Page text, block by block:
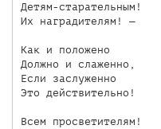
Детям-старательным!
Их наградителям! —
Как и положено
Должно и слаженно,
Если заслуженно
Это действительно!
Всем просветителям!